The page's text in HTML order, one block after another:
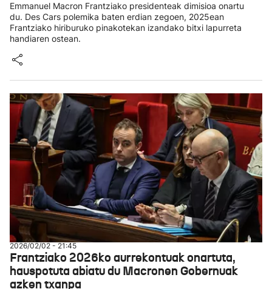
Emmanuel Macron Frantziako presidenteak dimisioa onartu
du. Des Cars polemika baten erdian zegoen, 2025ean
Frantziako hiriburuko pinakotekan izandako bitxi lapurreta
handiaren ostean.
2026/02/02 - 21:45
Frantziako 2026ko aurrekontuak onartuta,
hauspotuta abiatu du Macronen Gobernuak
azken txanpa